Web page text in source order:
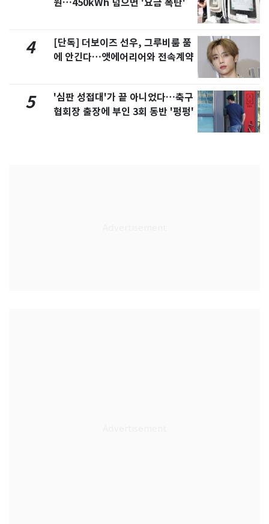
4
[단독] 더보이즈 선우, 그루비룸 품
에 안긴다…앳에어리어와 전속계약
5
'심판 성접대'가 끝 아니었다…축구
협회장 출장에 부인 3회 동반 '펑펑'